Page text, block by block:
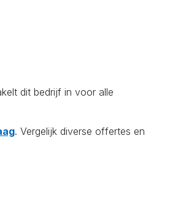
dit bedrijf in voor alle
. Vergelijk diverse offertes en